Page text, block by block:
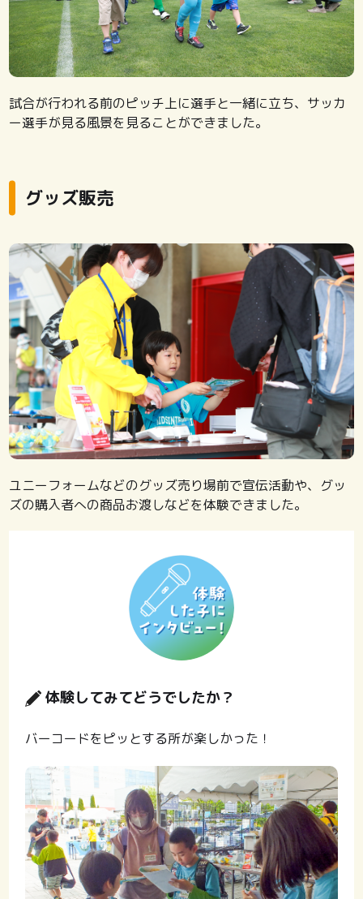
試合が行われる前のピッチ上に選手と一緒に立ち、サッカ
ー選手が見る風景を見ることができました。
グッズ販売
ユニーフォームなどのグッズ売り場前で宣伝活動や、グッ
ズの購入者への商品お渡しなどを体験できました。
width=”300″
height=”300″ />
体験してみてどうでしたか？
バーコードをピッとする所が楽しかった！